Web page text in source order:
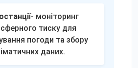
- моніторинг
тиску для
погоди та збору
даних.